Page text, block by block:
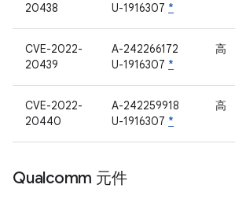
20438
U-1916307 *
CVE-2022-
20439
A-242266172
U-1916307 *
高
CVE-2022-
20440
A-242259918
U-1916307 *
高
Qualcomm 元件